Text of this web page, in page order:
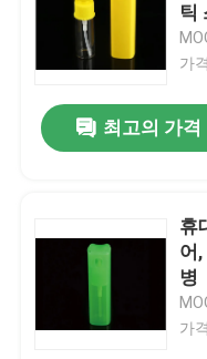
틱
가
최고의 가격
휴
어
병
가